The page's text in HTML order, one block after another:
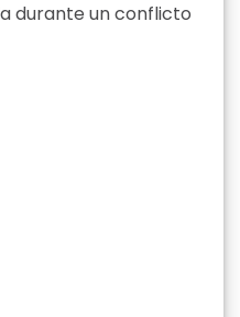
durante un conflicto